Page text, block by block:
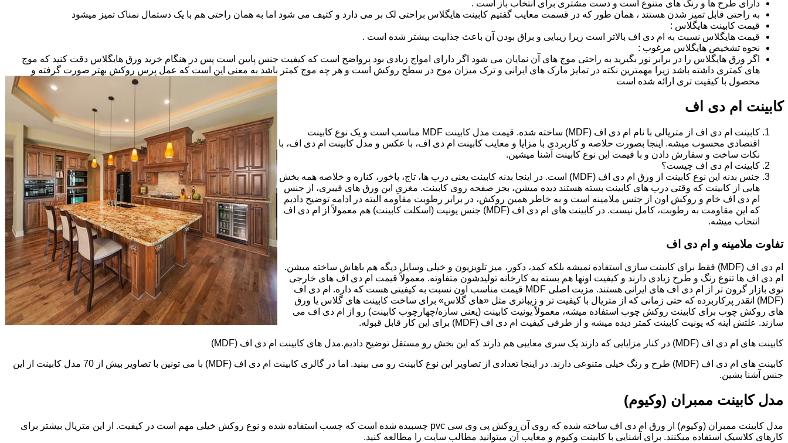
دارای طرح ها و رنگ های متنوع است و دست مشتری برای انتخاب باز است .
به راحتی قابل تمیز شدن هستند ، همان طور که در قسمت معایب گفتیم کابینت هایگلاس براحتی لک بر می دارد و کثیف می شود اما به همان راحتی هم با یک دستمال نمناک تمیز میشود
قیمت کابینت هایگلاس :
قیمت هایگلاس نسبت به ام دی اف بالاتر است زیرا زیبایی و براق بودن آن باعث جذابیت بیشتر شده است .
نحوه تشخیص هایگلاس مرغوب :
اگر ورق هایگلاس را در برابر نور بگیرید به راحتی موج های آن نمایان می شود اگر دارای امواج زیادی بود پرواضح است که کیفیت جنس پایین است پس در هنگام خرید ورق هایگلاس دقت کنید که موج
های کمتری داشته باشد زیرا مهمترین نکته در تمایز مارک های ایرانی و ترک میزان موج در سطح روکش است و هر چه موج کمتر باشد به معنی این است که عمل پرس روکش بهتر صورت گرفته و
محصول با کیفیت تری ارائه شده است
کابینت ام دی اف
کابینت ام دی اف از متریالی با نام ام دی اف (MDF) ساخته شده. قیمت مدل کابینت MDF مناسب است و یک نوع کابینت
اقتصادی محسوب میشه. اینجا بصورت خلاصه و کاربردی با مزایا و معایب کابینت ام دی اف، با عکس و مدل کابینت ام دی اف، با
نکات ساخت و سفارش دادن و با قیمت این نوع کابینت آشنا میشین.
کابینت ام دی اف چیست؟
جنس بدنه این نوع کابینت از ورق ام دی اف (MDF) است. در اینجا بدنه کابینت یعنی درب ها، تاج، پاخور، کناره و خلاصه همه بخش
هایی از کابینت که وقتی درب های کابینت بسته هستند دیده میشن، بجز صفحه روی کابینت. مغزیِ این ورق های فیبری، از جنس
ام دی اف خام و روکش اون از جنس ملامینه است و به خاطر همین روکش، در برابر رطوبت مقاومه البته در ادامه توضیح دادیم
که این مقاومت به رطوبت، کامل نیست. در کابینت های ام دی اف (MDF) جنس یونیت (اسکلت کابینت) هم معمولاً از ام دی اف
انتخاب میشه.
تفاوت ملامینه و ام دی اف
ام دی اف (MDF) فقط برای کابینت سازی استفاده نمیشه بلکه کمد، دکور، میز تلویزیون و خیلی وسایل دیگه هم باهاش ساخته میشن.
ام دی اف ها تنوع رنگ و طرح زیادی دارند و کیفیت اونها هم بسته به کارخانه تولیدشون متفاوته. معمولاً قیمت ام دی اف های خارجی
توی بازار گرون تر از ام دی اف های ایرانی هستند. مزیت اصلی MDF قیمت مناسب اون نسبت به کیفیتی هست که داره. ام دی اف
(MDF) انقدر پرکاربرده که حتی زمانی که از متریال با کیفیت تر و زیباتری مثل «های گلاس» برای ساخت کابینت های گلاس یا ورق
های روکش چوب برای کابینت روکش چوب استفاده میشه، معمولاً یونیت کابینت (یعنی سازه/چهارچوب کابینت) رو از ام دی اف می
سازند. علتش اینه که یونیت کابینت کمتر دیده میشه و از طرفی کیفیت ام دی اف (MDF) برای این کار قابل قبوله.
کابینت های ام دی اف (MDF) در کنار مزایایی که دارند یک سری معایبی هم دارند که این بخش رو مستقل توضیح دادیم.مدل های کابینت ام دی اف (MDF)
کابینت های ام دی اف (MDF) طرح و رنگ خیلی متنوعی دارند. در اینجا تعدادی از تصاویر این نوع کابینت رو می بینید. اما در گالری کابینت ام دی اف (MDF) با می تونین با تصاویر بیش از 70 مدل کابینت از این
جنس آشنا بشین.
مدل کابینت ممبران (وکیوم)
مدل کابینت ممبران (وکیوم) از ورق ام دی اف ساخته شده که روی آن روکش پی وی سی pvc چسبیده شده است که چسب استفاده شده و نوع روکش خیلی مهم است در کیفیت. از این متریال بیشتر برای
کارهای کلاسیک استفاده میکنند. برای آشنایی با کابینت وکیوم و معایب آن میتوانید مطالب سایت را مطالعه کنید.